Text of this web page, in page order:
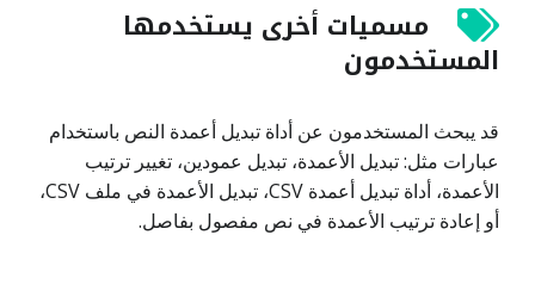
مسميات أخرى يستخدمها
المستخدمون
قد يبحث المستخدمون عن أداة تبديل أعمدة النص باستخدام
عبارات مثل: تبديل الأعمدة، تبديل عمودين، تغيير ترتيب
الأعمدة، أداة تبديل أعمدة CSV، تبديل الأعمدة في ملف CSV،
أو إعادة ترتيب الأعمدة في نص مفصول بفاصل.